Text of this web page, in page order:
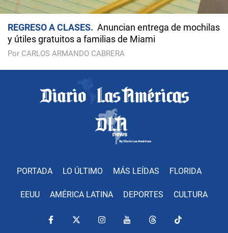
REGRESO A CLASES
Anuncian entrega de mochilas
y útiles gratuitos a familias de Miami
Por CARLOS ARMANDO CABRERA
PORTADA LO ÚLTIMO MÁS LEÍDAS FLORIDA
EEUU AMÉRICA LATINA DEPORTES CULTURA